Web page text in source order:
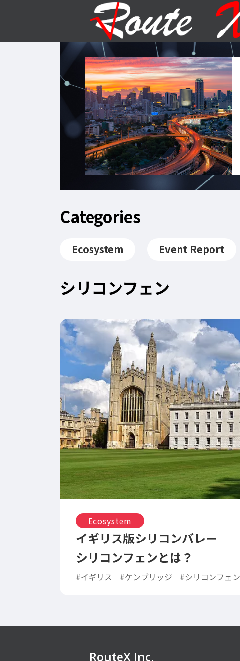
Categories
Ecosystem Event Report
シリコンフェン
Ecosystem
イギリス版シリコンバレー
シリコンフェンとは？
#イギリス #ケンブリッジ #シリコンフェン
RouteX Inc.